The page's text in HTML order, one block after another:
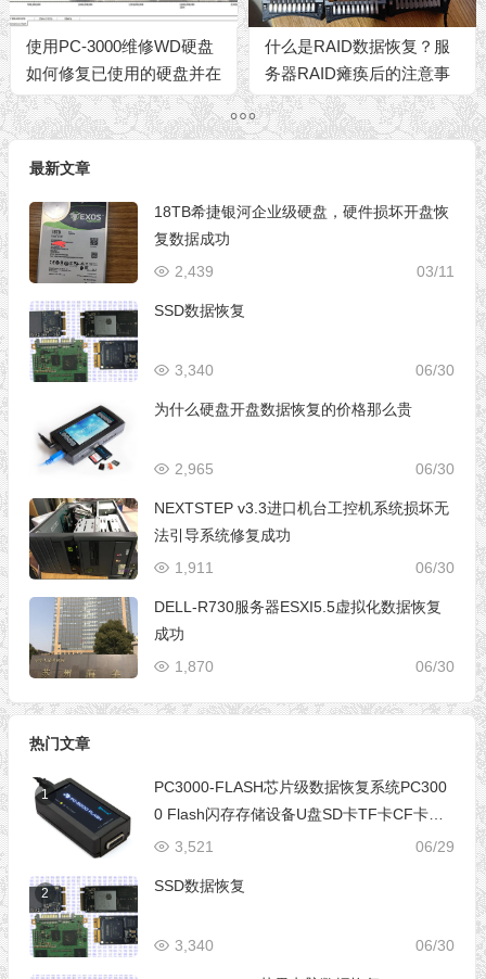
使用PC-3000维修WD硬盘
如何修复已使用的硬盘并在
缺陷列表中隐藏损坏的区
域。
什么是RAID数据恢复？服
务器RAID瘫痪后的注意事
项
最新文章
18TB希捷银河企业级硬盘，硬件损坏开盘恢
复数据成功
03/11
2,439
SSD数据恢复
06/30
3,340
为什么硬盘开盘数据恢复的价格那么贵
06/30
2,965
NEXTSTEP v3.3进口机台工控机系统损坏无
法引导系统修复成功
06/30
1,911
DELL-R730服务器ESXI5.5虚拟化数据恢复
成功
06/30
1,870
热门文章
1
PC3000-FLASH芯片级数据恢复系统PC300
0 Flash闪存存储设备U盘SD卡TF卡CF卡芯
片级数据恢复设备
06/29
3,521
2 SSD数据恢复
06/30
3,340